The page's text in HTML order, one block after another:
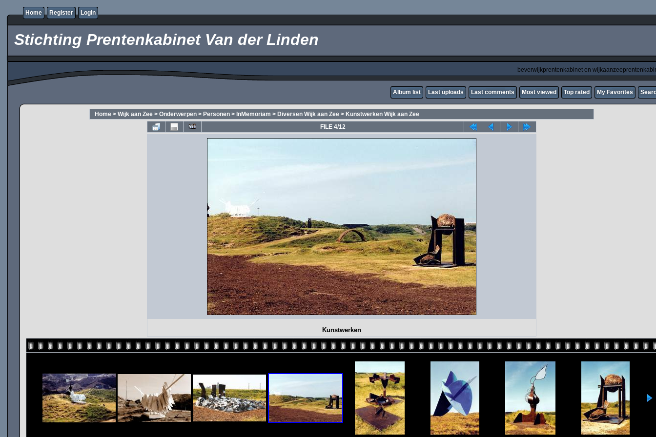
Home Register Login
Stichting Prentenkabinet Van der Linden
beverwijkprentenkabinet en
Album list Last uploads Last comments Most viewed Top rated My Favorites
Home > Wijk aan Zee > Onderwerpen > Personen > InMemoriam > Diversen Wijk aan Zee > Kunstwerken Wijk aan Zee
FILE 4/12
Kunstwerken